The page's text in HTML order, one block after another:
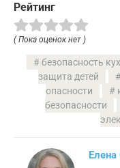
Рейтинг
( Пока оценок нет )
безопасность
защита детей
опасности
безопасности